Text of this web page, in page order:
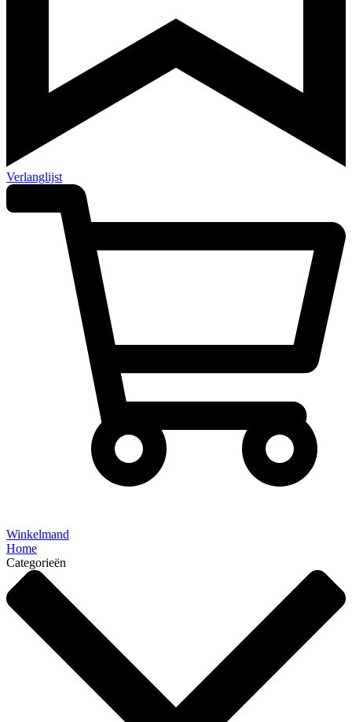
Verlanglijst
Winkelmand
Home
Categorieën